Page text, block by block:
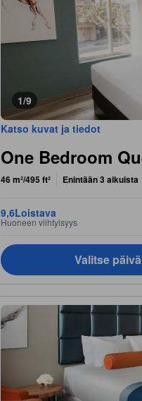
1/9
Katso kuvat ja tiedot
One Bedroom
46 m²/495 ft² Enintään 3 aikuista
9,6Loistava
Huoneen viihtyisyys
Valitse